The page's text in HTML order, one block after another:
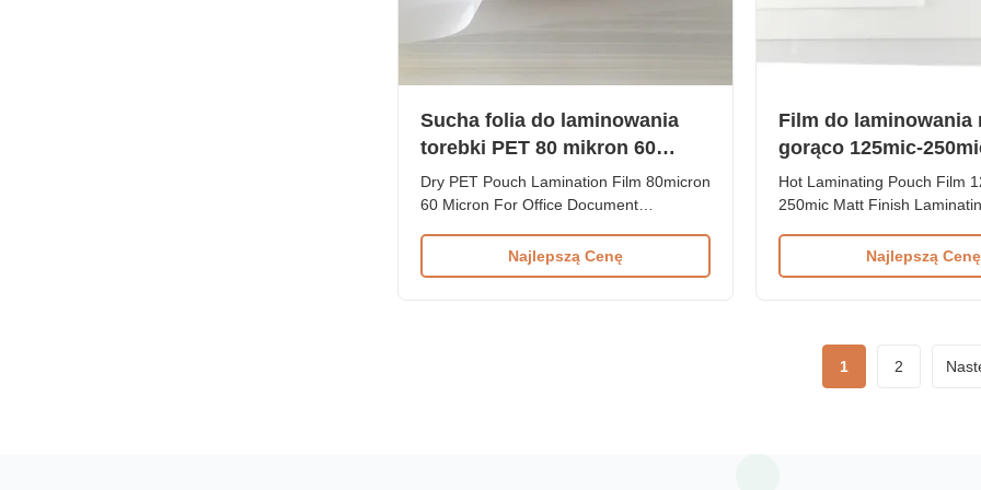
Sucha folia do laminowania
torebki PET 80 mikron 60
mikron do laminowania
dokumentów biurowych
Dry PET Pouch Lamination Film 80micron
60 Micron For Office Document
effective 80micron dry PET pouch
laminating film sheet designed for office
Najlepszą Cenę
Film do laminowania
gorąco 125mic-
Finish Laminating
Hot Laminating Pouch Film
250mic Matt Finish
Polyester (PET) Hot
Film PET Pouch Lamination
Ideal for laminating ID cards,
small paper ...
Najlepszą Cenę
1 2